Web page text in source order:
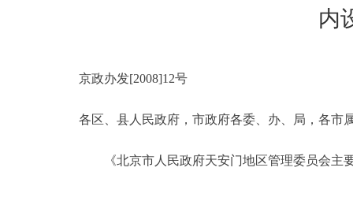
内
京政办发[2008]12号
各区、县人民政府，市政府各委、办、局，各市
《北京市人民政府天安门地区管理委员会主